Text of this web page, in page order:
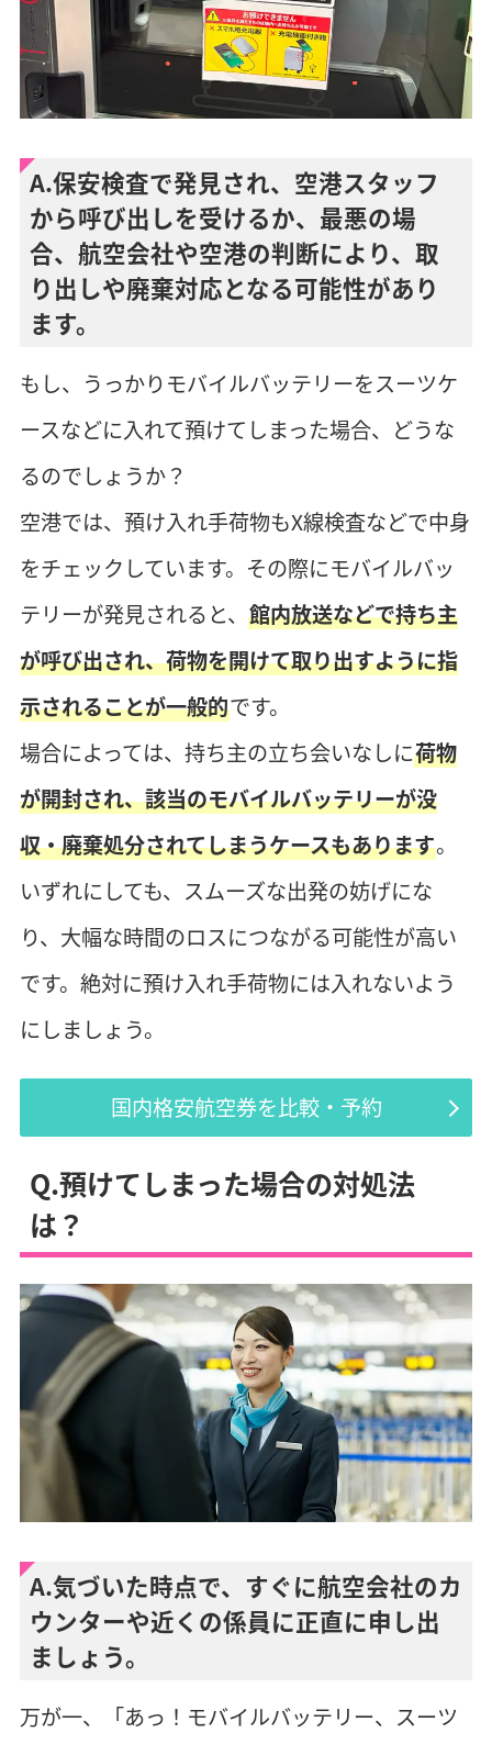
A.保安検査で発見され、空港スタッフ
から呼び出しを受けるか、最悪の場
合、航空会社や空港の判断により、取
り出しや廃棄対応となる可能性があり
ます。
もし、うっかりモバイルバッテリーをスーツケ
ースなどに入れて預けてしまった場合、どうな
るのでしょうか？
空港では、預け入れ手荷物もX線検査などで中身
をチェックしています。その際にモバイルバッ
テリーが発見されると、 館内放送などで持ち主
が呼び出され、荷物を開けて取り出すように指
示されることが一般的です。
場合によっては、持ち主の立ち会いなしに荷物
が開封され、該当のモバイルバッテリーが没
収・廃棄処分されてしまうケースもあります。
いずれにしても、スムーズな出発の妨げにな
り、大幅な時間のロスにつながる可能性が高い
です。絶対に預け入れ手荷物には入れないよう
にしましょう。
国内格安航空券を比較・予約
Q.預けてしまった場合の対処法
は？
A.気づいた時点で、すぐに航空会社のカ
ウンターや近くの係員に正直に申し出
ましょう。
万が一、「あっ！モバイルバッテリー、スーツ